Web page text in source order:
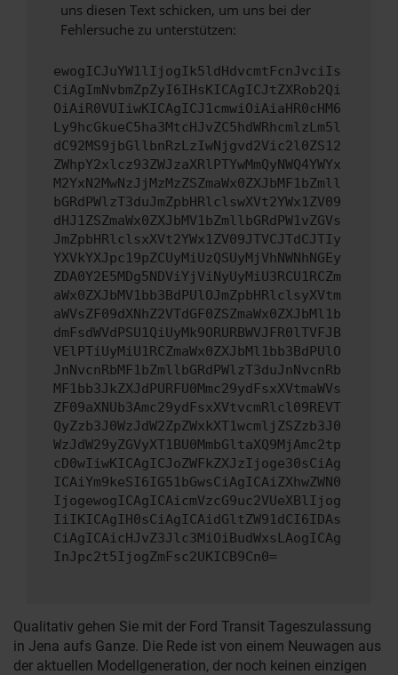
uns diesen Text schicken, um uns bei der
Fehlersuche zu unterstützen:
ewogICJuYW1lIjogIk5ldHdvcmtFcnJvciIs
CiAgImNvbmZpZyI6IHsKICAgICJtZXRob2Qi
OiAiR0VUIiwKICAgICJ1cmwiOiAiaHR0cHM6
Ly9hcGkueC5ha3MtcHJvZC5hdWRhcmlzLm5l
dC92MS9jbGllbnRzLzIwNjgvd2Vic2l0ZS12
ZWhpY2xlcz93ZWJzaXRlPTYwMmQyNWQ4YWYx
M2YxN2MwNzJjMzMzZSZmaWx0ZXJbMF1bZmll
bGRdPWlzT3duJmZpbHRlclswXVt2YWx1ZV09
dHJ1ZSZmaWx0ZXJbMV1bZmllbGRdPW1vZGVs
JmZpbHRlclsxXVt2YWx1ZV09JTVCJTdCJTIy
YXVkYXJpc19pZCUyMiUzQSUyMjVhNWNhNGEy
ZDA0Y2E5MDg5NDViYjViNyUyMiU3RCU1RCZm
aWx0ZXJbMV1bb3BdPUlOJmZpbHRlclsyXVtm
aWVsZF09dXNhZ2VTdGF0ZSZmaWx0ZXJbMl1b
dmFsdWVdPSU1QiUyMk9ORURBWVJFR0lTVFJB
VElPTiUyMiU1RCZmaWx0ZXJbMl1bb3BdPUlO
JnNvcnRbMF1bZmllbGRdPWlzT3duJnNvcnRb
MF1bb3JkZXJdPURFU0Mmc29ydFsxXVtmaWVs
ZF09aXNUb3Amc29ydFsxXVtvcmRlcl09REVT
QyZzb3J0WzJdW2ZpZWxkXT1wcmljZSZzb3J0
WzJdW29yZGVyXT1BU0MmbGltaXQ9MjAmc2tp
cD0wIiwKICAgICJoZWFkZXJzIjoge30sCiAg
ICAiYm9keSI6IG51bGwsCiAgICAiZXhwZWN0
IjogewogICAgICAicmVzcG9uc2VUeXBlIjog
IiIKICAgIH0sCiAgICAidGltZW91dCI6IDAs
CiAgICAicHJvZ3Jlc3MiOiBudWxsLAogICAg
InJpc2t5IjogZmFsc2UKICB9Cn0=
Qualitativ gehen Sie mit der Ford Transit Tageszulassung
in Jena aufs Ganze. Die Rede ist von einem Neuwagen aus
der aktuellen Modellgeneration, der noch keinen einzigen